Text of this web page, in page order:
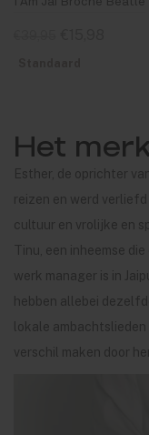
Het
Esther, de oprichter
reizen en werd verliefd
cultuur en vrolijke en
Tinu, een inheemse
werk manager is in
hebben allebei
lokale
verschil maken door